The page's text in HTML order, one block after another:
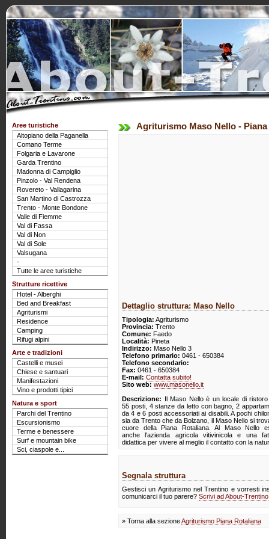
Agriturismo Maso Nello -
Dettaglio struttura: Maso Nello
Tipologia: Agriturismo
Provincia: Trento
Comune: Faedo
Località: Pineta
Indirizzo: Maso Nello 3
Telefono primario: 0461 - 650384
Telefono secondario:
Fax: 0461 - 650384
E-mail: Contatta subito!
Sito web: www.masonello.it
Descrizione: Il Maso Nello è un locale di
55 posti, 4 stanze da letto con bagno, 2
da 4 e 6 posti accessoriati ai disabili. A pochi
sia da Trento che da Bolzano, il Maso Nello si
cuore della Piana Rotaliana. Al Maso Nello
anche l'azienda agricola vitivinicola e una
didattica per vivere al meglio il contatto con la
Segnala struttura
Gestisci un Agriturismo nel Trentino e vorresti
comunicarci il tuo parere? Scrivi ad About-
» Torna alla sezioneAgriturismo Piana Rotaliana
Aree turistiche
Altopiano della Paganella
Comano Terme
Folgaria e Lavarone
Garda Trentino
Madonna di Campiglio
Pinzolo - Val Rendena
Rovereto - Vallagarina
San Martino di Castrozza
Trento - Monte Bondone
Valle di Fiemme
Val di Fassa
Val di Non
Val di Sole
Valsugana
-
Tutte le aree turistiche
Strutture ricettive
Hotel - Alberghi
Bed and Breakfast
Agriturismi
Residence
Camping
Rifugi alpini
Arte e tradizioni
Castelli e musei
Chiese e santuari
Manifestazioni
Vino e prodotti tipici
Natura e sport
Parchi del Trentino
Escursionismo
Terme e benessere
Surf e mountain bike
Sci, ciaspole e...